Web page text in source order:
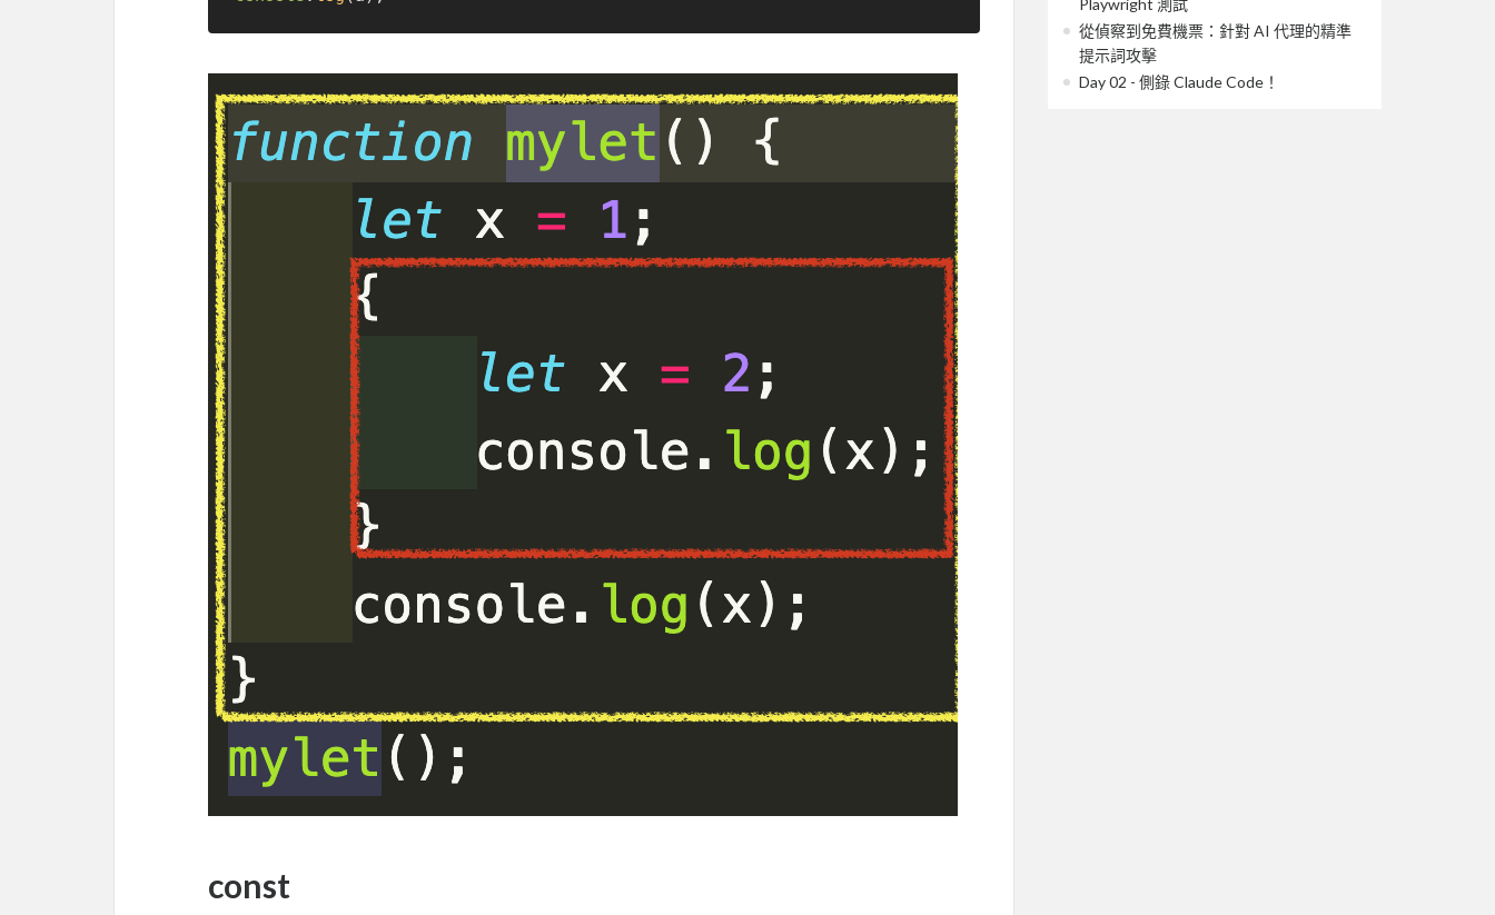
const
從偵察到免費機票：針對 AI 代理的精準
提示詞攻擊
Day 02 - 側錄 Claude Code！